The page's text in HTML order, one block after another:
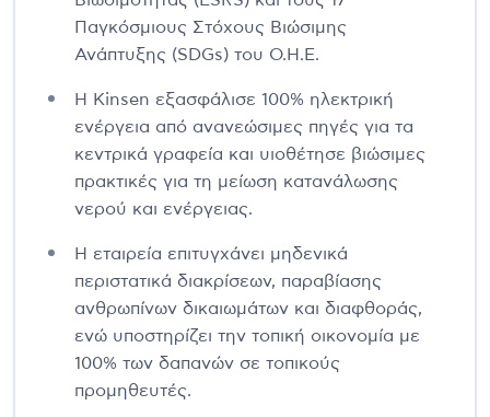
Παγκόσμιους Στόχους Βιώσιμης
Ανάπτυξης (SDGs) του Ο.Η.Ε.
Η Kinsen εξασφάλισε 100% ηλεκτρική
ενέργεια από ανανεώσιμες πηγές για τα
κεντρικά γραφεία και υιοθέτησε βιώσιμες
πρακτικές για τη μείωση κατανάλωσης
νερού και ενέργειας.
Η εταιρεία επιτυγχάνει μηδενικά
περιστατικά διακρίσεων, παραβίασης
ανθρωπίνων δικαιωμάτων και διαφθοράς,
ενώ υποστηρίζει την τοπική οικονομία με
100% των δαπανών σε τοπικούς
προμηθευτές.